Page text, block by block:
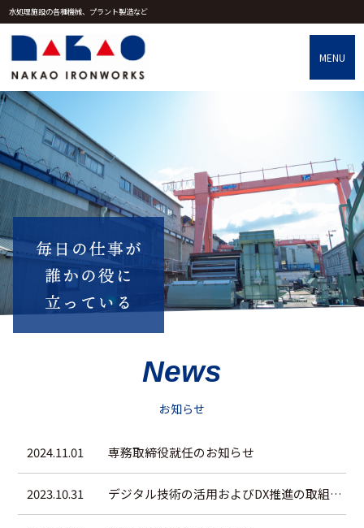
水処理施設の各種機械、プラント製造など
MENU
News
お知らせ
2024.11.01 専務取締役就任のお知らせ
2023.10.31 デジタル技術の活用およびDX推進の取組に関する基本方針を策定しました